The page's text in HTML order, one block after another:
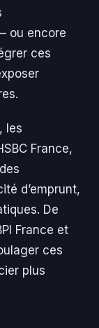
ou encore
ces
les
France,
d’emprunt,
De
France et
ces
plus